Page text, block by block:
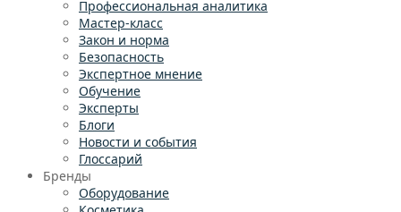
Профессиональная аналитика
Мастер-класс
Закон и норма
Безопасность
Экспертное мнение
Обучение
Эксперты
Блоги
Новости и события
Глоссарий
Бренды
Оборудование